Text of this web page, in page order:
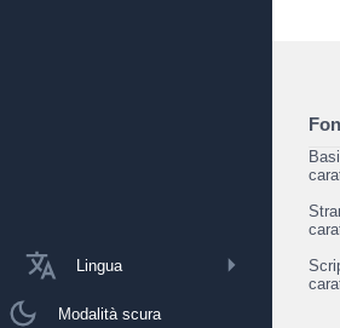
Lingua
Modalità scura